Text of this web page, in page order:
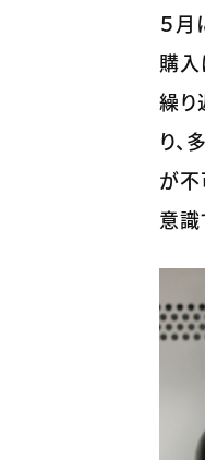
５月
購入
繰り
り、
が不
意識